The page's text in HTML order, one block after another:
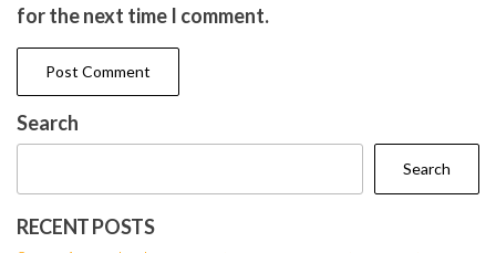
for the next time I comment.
Search
Search
RECENT POSTS